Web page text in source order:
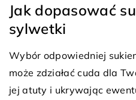
Jak dopasować
sylwetki
Wybór odpowiedniej
może zdziałać cuda dla
jej atuty i ukrywając